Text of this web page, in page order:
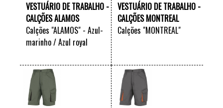
VESTUÁRIO DE TRABALHO -
CALÇÕES ALAMOS
Calções "ALAMOS" - Azul-
marinho / Azul royal
VESTUÁRIO DE TRABALHO -
CALÇÕES MONTREAL
Calções "MONTREAL"